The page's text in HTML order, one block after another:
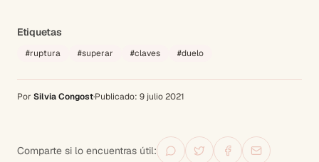
Etiquetas
#ruptura #superar #claves #duelo
Por Silvia Congost·Publicado: 9 julio 2021
Comparte si lo encuentras útil: